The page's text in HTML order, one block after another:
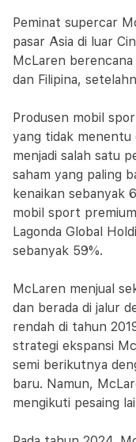
Peminat supercar
pasar Asia di luar
McLaren
dan Filipina,
Produsen mobil
yang tidak menentu
menjadi salah satu
saham yang paling
kenaikan sebanyak
mobil sport
Lagonda Global
sebanyak 59%.
McLaren menjual
dan berada di jalur
rendah di tahun
strategi ekspansi
semi berikutnya
baru. Namun,
mengikuti pesaing